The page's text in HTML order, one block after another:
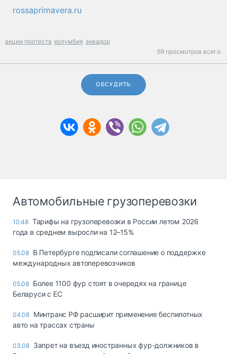
rossaprimavera.ru
акции протеста колумбия эквадор
69 просмотров всего.
ОБСУДИТЬ
Автомобильные грузоперевозки
10:48 Тарифы на грузоперевозки в России летом 2026
года в среднем выросли на 12–15%
05.08 В Петербурге подписали соглашение о поддержке
международных автоперевозчиков
05.08 Более 1100 фур стоят в очередях на границе
Беларуси с ЕС
04.08 Минтранс РФ расширит применение беспилотных
авто на трассах страны
03.08 Запрет на въезд иностранных фур-должников в